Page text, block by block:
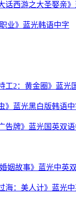
话西游之大圣娶亲
业》蓝光韩语中字
工2：黄金圈》蓝光
》蓝光黑白版韩语中
告牌》蓝光国英双
姻故事》蓝光中英
海：美人计》蓝光